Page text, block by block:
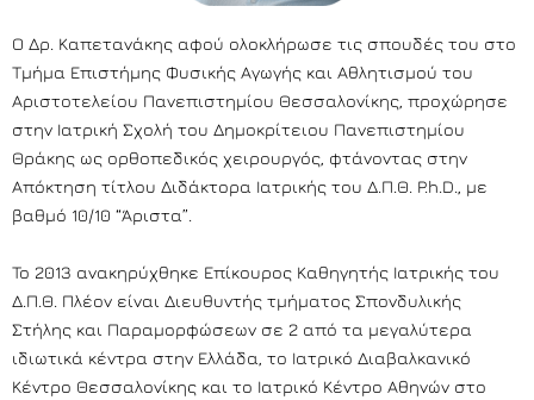
Ο Δρ. Καπετανάκης αφού ολοκλήρωσε τις σπουδές του στο
Τμήμα Επιστήμης Φυσικής Αγωγής και Αθλητισμού του
Αριστοτελείου Πανεπιστημίου Θεσσαλονίκης, προχώρησε
στην Ιατρική Σχολή του Δημοκρίτειου Πανεπιστημίου
Θράκης ως ορθοπεδικός χειρουργός, φτάνοντας στην
Απόκτηση τίτλου Διδάκτορα Ιατρικής του Δ.Π.Θ. P.h.D., με
βαθμό 10/10 “Άριστα”.
To 2013 ανακηρύχθηκε Επίκουρος Καθηγητής Ιατρικής του
Δ.Π.Θ. Πλέον είναι Διευθυντής τμήματος Σπονδυλικής
Στήλης και Παραμορφώσεων σε 2 από τα μεγαλύτερα
ιδιωτικά κέντρα στην Ελλάδα, το Ιατρικό Διαβαλκανικό
Κέντρο Θεσσαλονίκης και το Ιατρικό Κέντρο Αθηνών στο